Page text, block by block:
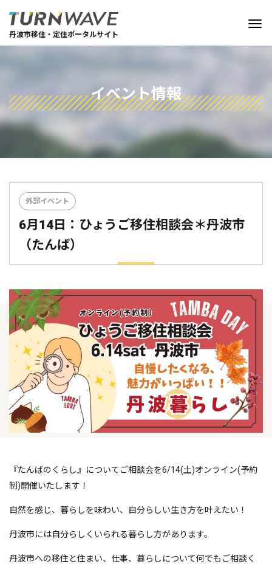
丹波市移住・定住ポータルサイト
イベント情報
外部イベント
6月14日：ひょうご移住相談会＊丹波市
（たんば）
『たんばのくらし』についてご相談会を6/14(土)オンライン(予約
制)開催いたします！
自然を感じ、暮らしを味わい、自分らしい生き方を叶えたい！
丹波市には自分らしくいられる暮らし方があります。
丹波市への移住と住まい、仕事、暮らしについて何でもご相談く